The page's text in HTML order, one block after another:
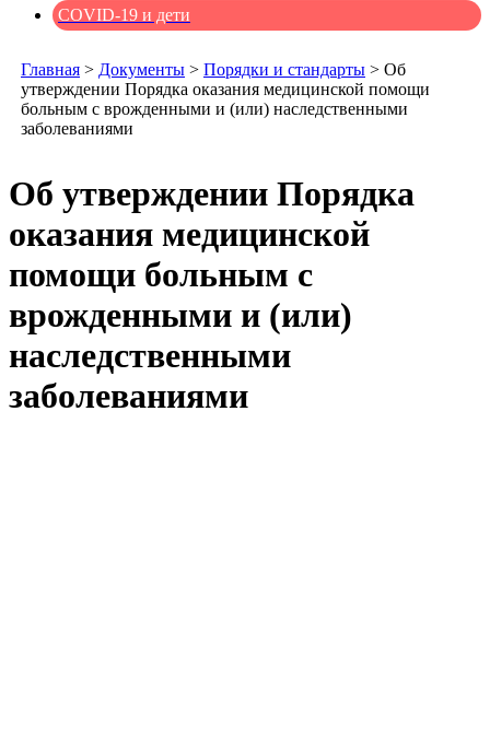
COVID-19 и дети
Главная > Документы > Порядки и стандарты > Об
утверждении Порядка оказания медицинской помощи
больным с врожденными и (или) наследственными
заболеваниями
Об утверждении Порядка
оказания медицинской
помощи больным с
врожденными и (или)
наследственными
заболеваниями